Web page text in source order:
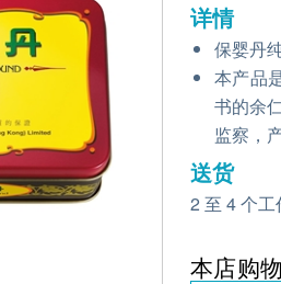
详情
保婴丹
本产品
书的余
监察，
送货
2 至 4 个
本店购